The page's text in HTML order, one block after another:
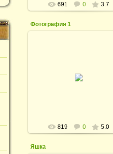
691 0 3.7
Фотография 1
819 0 5.0
Яшка